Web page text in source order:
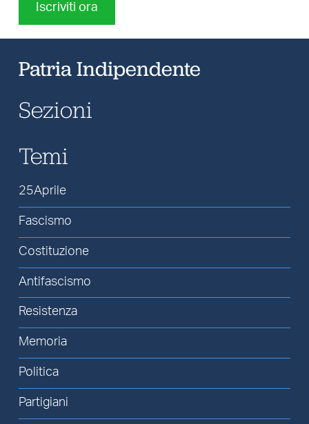
Iscriviti ora
Patria Indipendente
Sezioni
Temi
25Aprile
Fascismo
Costituzione
Antifascismo
Resistenza
Memoria
Politica
Partigiani